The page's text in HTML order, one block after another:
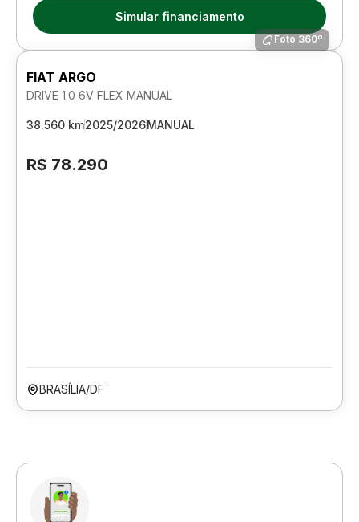
Simular financiamento
Foto 360º
FIAT ARGO
DRIVE 1.0 6V FLEX MANUAL
38.560 km2025/2026MANUAL
R$ 78.290
BRASÍLIA/DF